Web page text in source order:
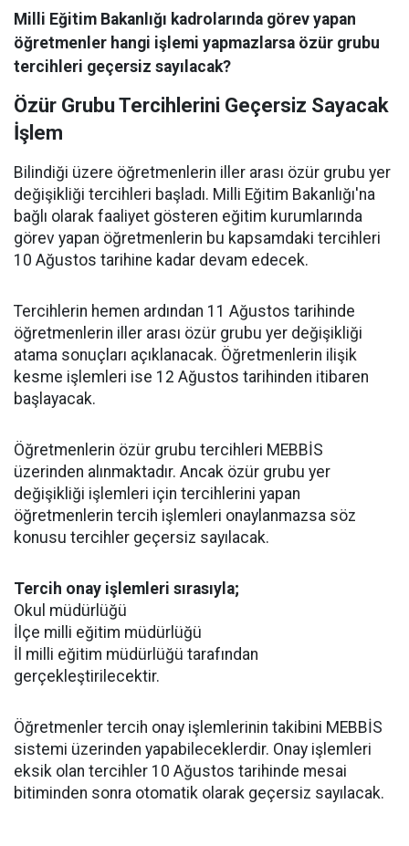
Milli Eğitim Bakanlığı kadrolarında görev yapan
öğretmenler hangi işlemi yapmazlarsa özür grubu
tercihleri geçersiz sayılacak?
Özür Grubu Tercihlerini Geçersiz Sayacak
İşlem
Bilindiği üzere öğretmenlerin iller arası özür grubu yer
değişikliği tercihleri başladı. Milli Eğitim Bakanlığı'na
bağlı olarak faaliyet gösteren eğitim kurumlarında
görev yapan öğretmenlerin bu kapsamdaki tercihleri
10 Ağustos tarihine kadar devam edecek.
Tercihlerin hemen ardından 11 Ağustos tarihinde
öğretmenlerin iller arası özür grubu yer değişikliği
atama sonuçları açıklanacak. Öğretmenlerin ilişik
kesme işlemleri ise 12 Ağustos tarihinden itibaren
başlayacak.
Öğretmenlerin özür grubu tercihleri MEBBİS
üzerinden alınmaktadır. Ancak özür grubu yer
değişikliği işlemleri için tercihlerini yapan
öğretmenlerin tercih işlemleri onaylanmazsa söz
konusu tercihler geçersiz sayılacak.
Tercih onay işlemleri sırasıyla;
Okul müdürlüğü
İlçe milli eğitim müdürlüğü
İl milli eğitim müdürlüğü tarafından
gerçekleştirilecektir.
Öğretmenler tercih onay işlemlerinin takibini MEBBİS
sistemi üzerinden yapabileceklerdir. Onay işlemleri
eksik olan tercihler 10 Ağustos tarihinde mesai
bitiminden sonra otomatik olarak geçersiz sayılacak.